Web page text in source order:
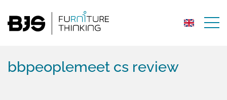
bbpeoplemeet cs review